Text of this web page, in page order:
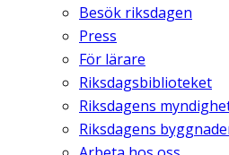
Besök riksdagen
Press
För lärare
Riksdagsbiblioteket
Riksdagens
Riksdagens